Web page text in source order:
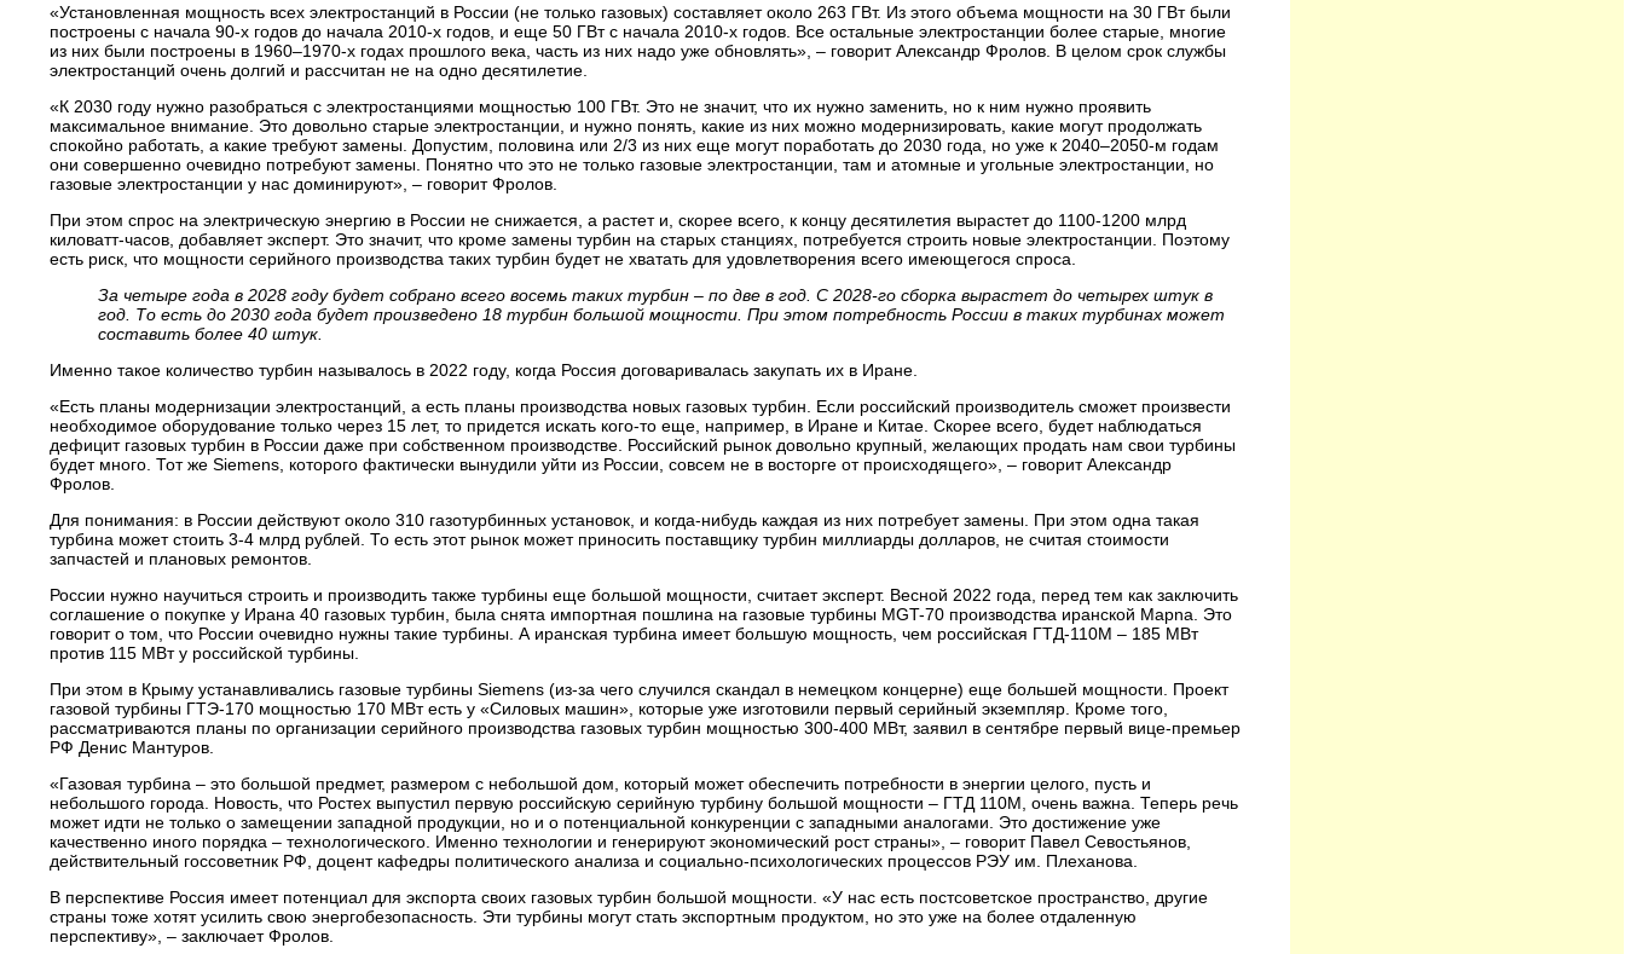
«Установленная мощность всех электростанций в России (не только газовых) составляет около 263 ГВт. Из этого объема мощности на 30 ГВт были
построены с начала 90-х годов до начала 2010-х годов, и еще 50 ГВт с начала 2010-х годов. Все остальные электростанции более старые, многие
из них были построены в 1960–1970-х годах прошлого века, часть из них надо уже обновлять», – говорит Александр Фролов. В целом срок службы
электростанций очень долгий и рассчитан не на одно десятилетие.
«К 2030 году нужно разобраться с электростанциями мощностью 100 ГВт. Это не значит, что их нужно заменить, но к ним нужно проявить
максимальное внимание. Это довольно старые электростанции, и нужно понять, какие из них можно модернизировать, какие могут продолжать
спокойно работать, а какие требуют замены. Допустим, половина или 2/3 из них еще могут поработать до 2030 года, но уже к 2040–2050-м годам
они совершенно очевидно потребуют замены. Понятно что это не только газовые электростанции, там и атомные и угольные электростанции, но
газовые электростанции у нас доминируют», – говорит Фролов.
При этом спрос на электрическую энергию в России не снижается, а растет и, скорее всего, к концу десятилетия вырастет до 1100-1200 млрд
киловатт-часов, добавляет эксперт. Это значит, что кроме замены турбин на старых станциях, потребуется строить новые электростанции. Поэтому
есть риск, что мощности серийного производства таких турбин будет не хватать для удовлетворения всего имеющегося спроса.
За четыре года в 2028 году будет собрано всего восемь таких турбин – по две в год. С 2028-го сборка вырастет до четырех штук в
год. То есть до 2030 года будет произведено 18 турбин большой мощности. При этом потребность России в таких турбинах может
составить более 40 штук.
Именно такое количество турбин называлось в 2022 году, когда Россия договаривалась закупать их в Иране.
«Есть планы модернизации электростанций, а есть планы производства новых газовых турбин. Если российский производитель сможет произвести
необходимое оборудование только через 15 лет, то придется искать кого-то еще, например, в Иране и Китае. Скорее всего, будет наблюдаться
дефицит газовых турбин в России даже при собственном производстве. Российский рынок довольно крупный, желающих продать нам свои турбины
будет много. Тот же Siemens, которого фактически вынудили уйти из России, совсем не в восторге от происходящего», – говорит Александр
Фролов.
Для понимания: в России действуют около 310 газотурбинных установок, и когда-нибудь каждая из них потребует замены. При этом одна такая
турбина может стоить 3-4 млрд рублей. То есть этот рынок может приносить поставщику турбин миллиарды долларов, не считая стоимости
запчастей и плановых ремонтов.
России нужно научиться строить и производить также турбины еще большой мощности, считает эксперт. Весной 2022 года, перед тем как заключить
соглашение о покупке у Ирана 40 газовых турбин, была снята импортная пошлина на газовые турбины MGT-70 производства иранской Mapna. Это
говорит о том, что России очевидно нужны такие турбины. А иранская турбина имеет большую мощность, чем российская ГТД-110М – 185 МВт
против 115 МВт у российской турбины.
При этом в Крыму устанавливались газовые турбины Siemens (из-за чего случился скандал в немецком концерне) еще большей мощности. Проект
газовой турбины ГТЭ-170 мощностью 170 МВт есть у «Силовых машин», которые уже изготовили первый серийный экземпляр. Кроме того,
рассматриваются планы по организации серийного производства газовых турбин мощностью 300-400 МВт, заявил в сентябре первый вице-премьер
РФ Денис Мантуров.
«Газовая турбина – это большой предмет, размером с небольшой дом, который может обеспечить потребности в энергии целого, пусть и
небольшого города. Новость, что Ростех выпустил первую российскую серийную турбину большой мощности – ГТД 110М, очень важна. Теперь речь
может идти не только о замещении западной продукции, но и о потенциальной конкуренции с западными аналогами. Это достижение уже
качественно иного порядка – технологического. Именно технологии и генерируют экономический рост страны», – говорит Павел Севостьянов,
действительный госсоветник РФ, доцент кафедры политического анализа и социально-психологических процессов РЭУ им. Плеханова.
В перспективе Россия имеет потенциал для экспорта своих газовых турбин большой мощности. «У нас есть постсоветское пространство, другие
страны тоже хотят усилить свою энергобезопасность. Эти турбины могут стать экспортным продуктом, но это уже на более отдаленную
перспективу», – заключает Фролов.